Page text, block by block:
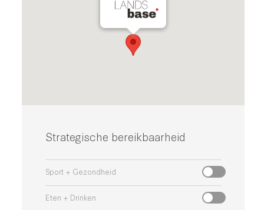
Strategische bereikbaarheid
Sport + Gezondheid
Eten + Drinken